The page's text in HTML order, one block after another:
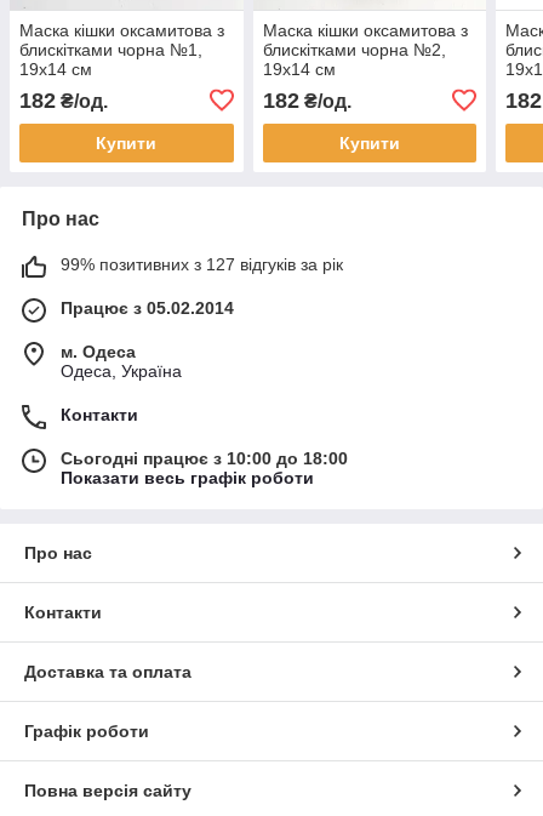
Маска кішки оксамитова з
блискітками чорна №1,
19х14 см
182 ₴/од.
Купити
Маска кішки оксамитова з
блискітками чорна №2,
19х14 см
182₴/од.
Купити
182
Про нас
99% позитивних з 127 відгуків за рік
Працює з 05.02.2014
м. Одеса
Одеса, Україна
Контакти
Сьогодні працює з 10:00 до 18:00
Показати весь графік роботи
Про нас
Контакти
Доставка та оплата
Графік роботи
Повна версія сайту